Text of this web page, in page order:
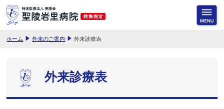
ホーム 外来のご案内 外来診療表
外来診療表